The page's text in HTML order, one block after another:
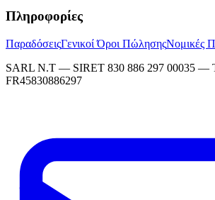
Πληροφορίες
ΠαραδόσειςΓενικοί Όροι ΠώλησηςΝομικές
SARL N.T — SIRET 830 886 297 00035 —
FR45830886297